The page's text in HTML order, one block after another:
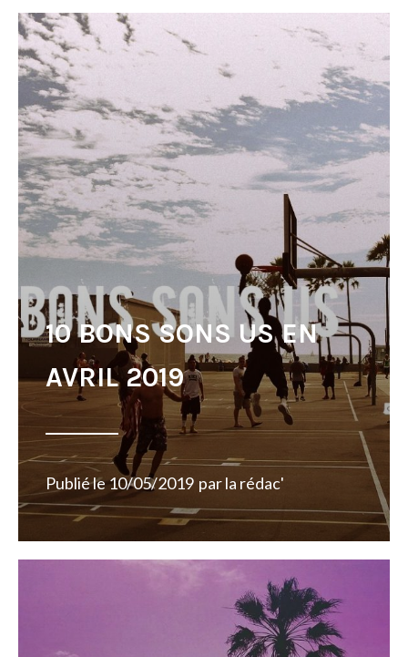
10 BONS SONS US EN
AVRIL 2019
Publié le10/05/2019 parla rédac'